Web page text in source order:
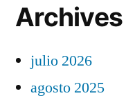
Archives
julio 2026
agosto 2025